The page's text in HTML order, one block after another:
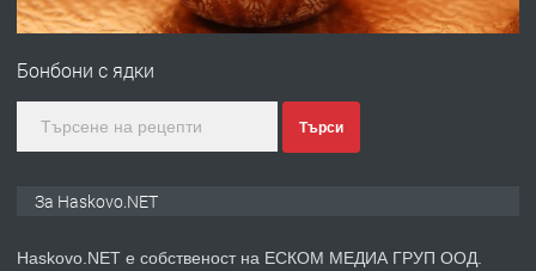
ПРЕДЛАГА
Нов апартамент на ул. Липа до
Бонбони с ядки
Търси
За Haskovo.NET
Haskovo.NET е собственост на ЕСКОМ МЕДИА ГРУП ООД.